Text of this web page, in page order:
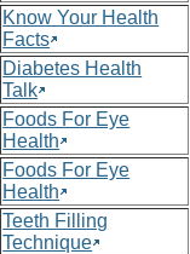
Know Your Health
Facts
Diabetes Health
Talk
Foods For Eye
Health
Foods For Eye
Health
Teeth Filling
Technique